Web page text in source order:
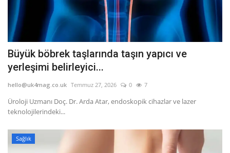
Büyük böbrek taşlarında taşın yapıcı ve
yerleşimi belirleyici...
hello@uk4mag.co.uk Temmuz 27, 2026 0 7
Üroloji Uzmanı Doç. Dr. Arda Atar, endoskopik cihazlar ve lazer
teknolojilerindeki...
Sağlık